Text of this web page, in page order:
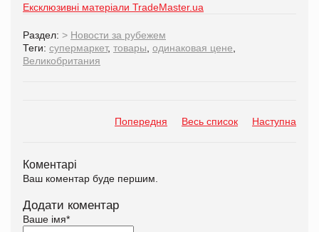
Ексклюзивні матеріали TradeMaster.ua
Раздел: > Новости за рубежем
Теги: супермаркет, товары одинаковая цене
Великобритания
Попередня Весь список Наступна
Коментарі
Ваш коментар буде першим.
Додати коментар
Ваше імя*